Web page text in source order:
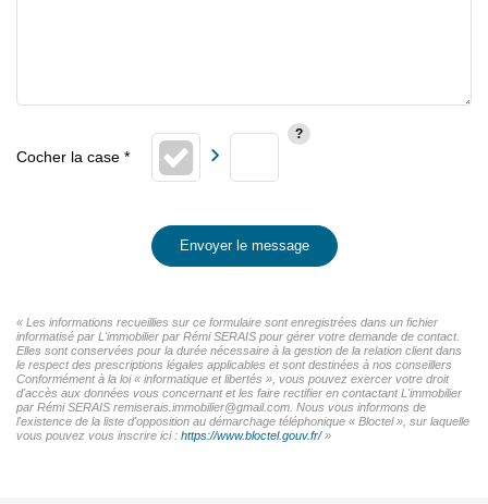
Envoyer le message
« Les informations recueillies sur ce formulaire sont enregistrées dans un fichier
informatisé par L'immobilier par Rémi SERAIS pour gérer votre demande de contact.
Elles sont conservées pour la durée nécessaire à la gestion de la relation client dans
le respect des prescriptions légales applicables et sont destinées à nos conseillers
Conformément à la loi « informatique et libertés », vous pouvez exercer votre droit
d'accès aux données vous concernant et les faire rectifier en contactant L'immobilier
par Rémi SERAIS remiserais.immobilier@gmail.com. Nous vous informons de
l'existence de la liste d'opposition au démarchage téléphonique « Bloctel », sur laquelle
vous pouvez vous inscrire ici : https://www.bloctel.gouv.fr/»